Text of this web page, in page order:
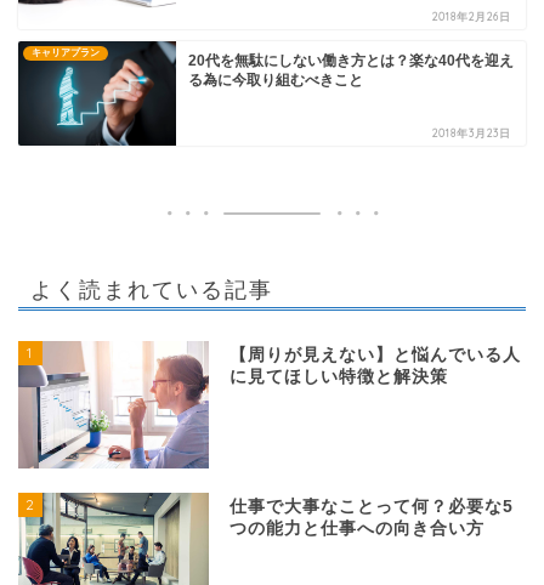
2018年2月26日
キャリアプラン
20代を無駄にしない働き方とは？楽な40代を迎え
る為に今取り組むべきこと
2018年3月23日
よく読まれている記事
1
【周りが見えない】と悩んでいる人
に見てほしい特徴と解決策
2
仕事で大事なことって何？必要な5
つの能力と仕事への向き合い方